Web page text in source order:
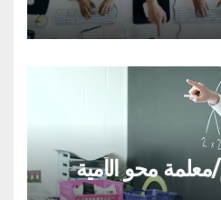
محو الأمية